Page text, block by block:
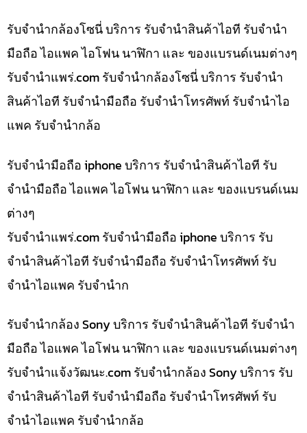
รับจำนำกล้องโซนี่ บริการ รับจำนำสินค้าไอที รับจำนำ
มือถือ ไอแพค ไอโฟน นาฬิกา และ ของแบรนด์เนมต่างๆ
รับจํานําแพร่.com รับจำนำกล้องโซนี่ บริการ รับจำนำ
สินค้าไอที รับจำนำมือถือ รับจำนำโทรศัพท์ รับจำนำไอ
แพค รับจำนำกล้อ
รับจำนำมือถือ iphone บริการ รับจำนำสินค้าไอที รับ
จำนำมือถือ ไอแพค ไอโฟน นาฬิกา และ ของแบรนด์เนม
ต่างๆ
รับจํานําแพร่.com รับจำนำมือถือ iphone บริการ รับ
จำนำสินค้าไอที รับจำนำมือถือ รับจำนำโทรศัพท์ รับ
จำนำไอแพค รับจำนำก
รับจำนำกล้อง Sony บริการ รับจำนำสินค้าไอที รับจำนำ
มือถือ ไอแพค ไอโฟน นาฬิกา และ ของแบรนด์เนมต่างๆ
รับจํานําแจ้งวัฒนะ.com รับจำนำกล้อง Sony บริการ รับ
จำนำสินค้าไอที รับจำนำมือถือ รับจำนำโทรศัพท์ รับ
จำนำไอแพค รับจำนำกล้อ